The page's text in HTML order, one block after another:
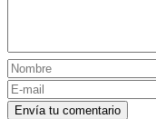
Envía tu comentario